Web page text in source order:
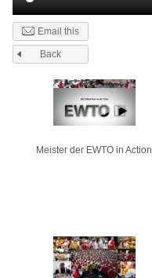
Email this
Back
Meister der EWTO in Action
Pages